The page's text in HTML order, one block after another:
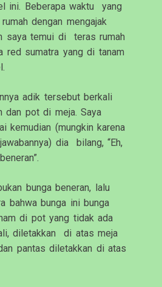
ini. Beberapa waktu yang
dengan mengajak
saya temui di teras rumah
red sumatra yang di tanam
adik tersebut berkali
dan pot di meja. Saya
kemudian (mungkin karena
dia bilang, “Eh,
bunga beneran, lalu
bahwa bunga ini bunga
di pot yang tidak ada
diletakkan di atas meja
pantas diletakkan di atas